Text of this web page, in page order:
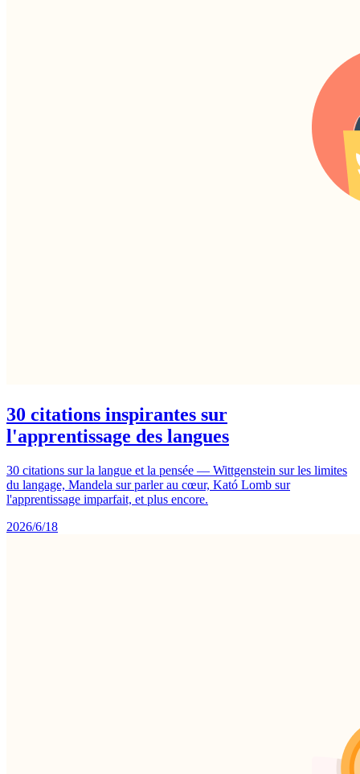
30 citations inspirantes sur
l'apprentissage des langues
30 citations sur la langue et la pensée — Wittgenstein sur les limites
du langage, Mandela sur parler au cœur, Kató Lomb sur
l'apprentissage imparfait, et plus encore.
2026/6/18